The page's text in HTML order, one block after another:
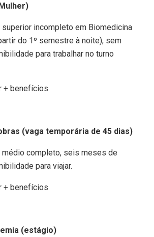
incompleto em Biomedicina
do 1º semestre à noite), sem
para trabalhar no turno
+ benefícios
(vaga temporária de 45 dias)
médio completo, seis meses de
para viajar.
+ benefícios
(estágio)